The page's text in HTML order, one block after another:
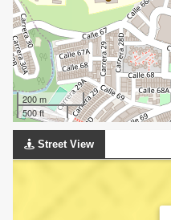
200 m
500 ft
Street View